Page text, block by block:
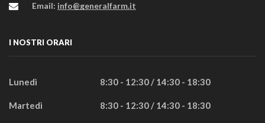
Email: info@generalfarm.it
I NOSTRI ORARI
Lunedì 8:30 - 12:30 / 14:30 - 18:30
Martedì 8:30 - 12:30 / 14:30 - 18:30